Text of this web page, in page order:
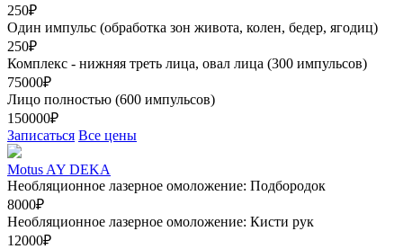
250₽
Один импульс (обработка зон живота, колен, бедер, ягодиц)
250₽
Комплекс - нижняя треть лица, овал лица (300 импульсов)
75000₽
Лицо полностью (600 импульсов)
150000₽
Записаться Все цены
Motus AY DEKA
Необляционное лазерное омоложение: Подбородок
8000₽
Необляционное лазерное омоложение: Кисти рук
12000₽